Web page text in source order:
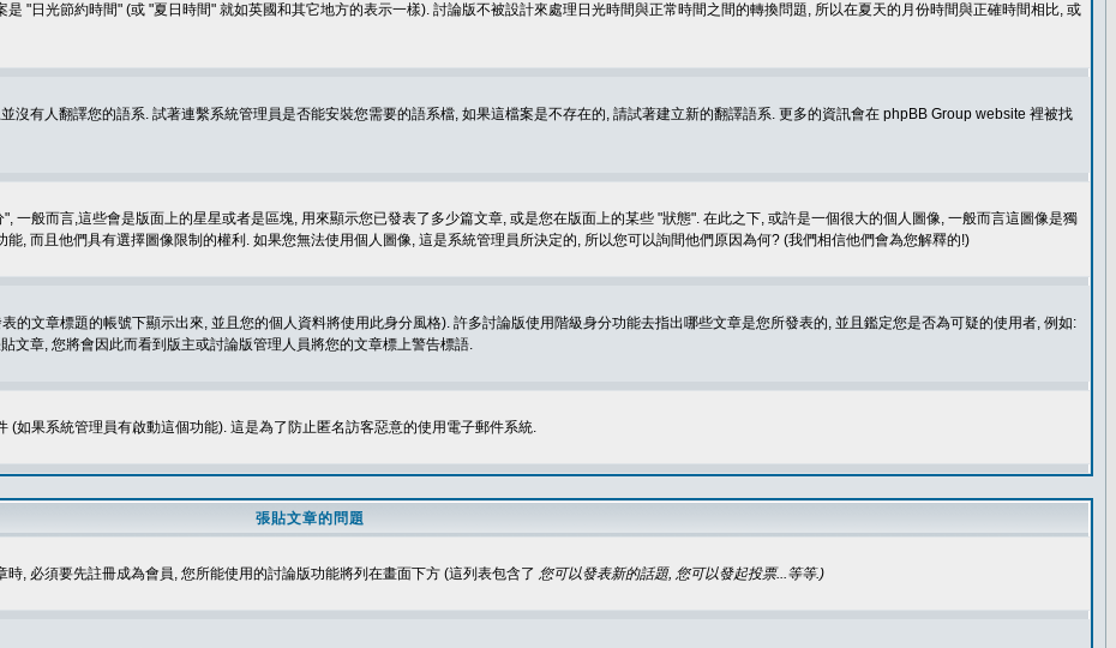
"日光節約時間" (或 "夏日時間" 就如英國和其它地方的表示一樣). 討論版不被設計來處理日光時間與正常時間之間的轉換問題, 所以在夏天的月份時間與正確時間相比, 或
沒有人翻譯您的語系. 試著連繫系統管理員是否能安裝您需要的語系檔, 如果這檔案是不存在的, 請試著建立新的翻譯語系. 更多的資訊會在 phpBB Group website 裡被找
一般而言,這些會是版面上的星星或者是區塊, 用來顯示您已發表了多少篇文章, 或是您在版面上的某些 "狀態". 在此之下, 或許是一個很大的個人圖像, 一般而言這圖像是獨
, 而且他們具有選擇圖像限制的權利. 如果您無法使用個人圖像, 這是系統管理員所決定的, 所以您可以詢間他們原因為何? (我們相信他們會為您解釋的!)
的文章標題的帳號下顯示出來, 並且您的個人資料將使用此身分風格). 許多討論版使用階級身分功能去指出哪些文章是您所發表的, 並且鑑定您是否為可疑的使用者, 例如:
文章, 您將會因此而看到版主或討論版管理人員將您的文章標上警告標語.
如果系統管理員有啟動這個功能). 這是為了防止匿名訪客惡意的使用電子郵件系統.
張貼文章的問題
, 必須要先註冊成為會員, 您所能使用的討論版功能將列在畫面下方 (這列表包含了 您可以發表新的話題, 您可以發起投票...等等.)